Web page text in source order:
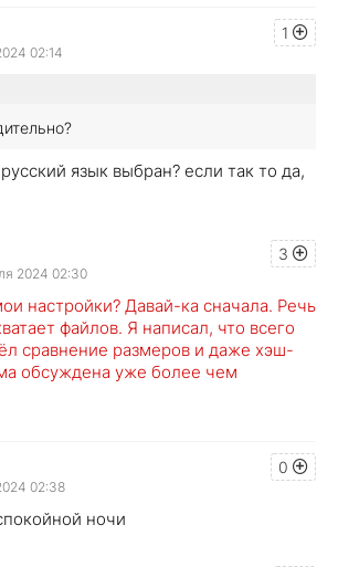
1
02:14
язык выбран? если так то да,
3
2024 02:30
настройки? Давай-ка сначала. Речь
файлов. Я написал, что всего
сравнение размеров и даже хэш-
обсуждена уже более чем
0
02:38
ночи